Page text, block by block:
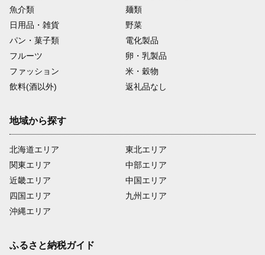
魚介類
麺類
日用品・雑貨
野菜
パン・菓子類
電化製品
フルーツ
卵・乳製品
ファッション
米・穀物
飲料(酒以外)
返礼品なし
地域から探す
北海道エリア
関東エリア
近畿エリア
四国エリア
沖縄エリア
東北エリア
中部エリア
中国エリア
九州エリア
ふるさと納税ガイド